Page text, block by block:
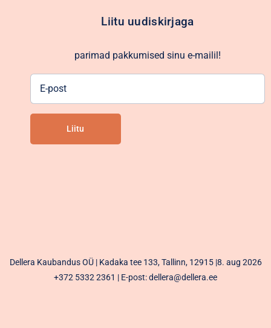
Liitu uudiskirjaga
parimad pakkumised sinu e-mailil!
Liitu
Dellera Kaubandus OÜ | Kadaka tee 133, Tallinn, 12915 |8. aug 2026
+372 5332 2361 | E-post: dellera@dellera.ee